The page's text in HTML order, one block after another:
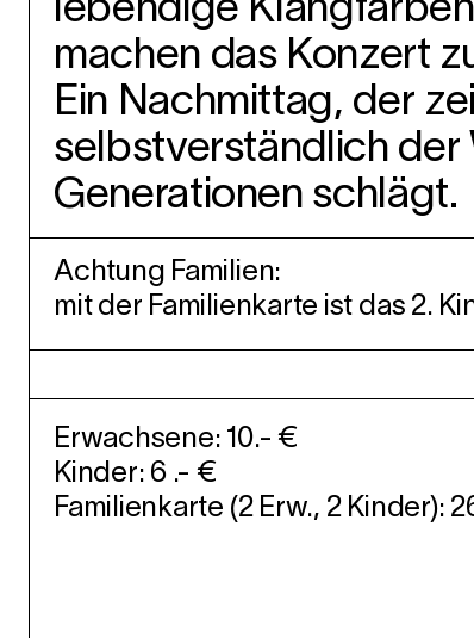
lebendige Klangfar
machen das Konzert
Ein Nachmittag, der
selbstverständlich der
Generationen schlägt.
Achtung Familien:
mit der Familienkarte ist das 2.
Erwachsene: 10.- €
Kinder: 6 .- €
Familienkarte (2 Erw., 2 Kinder):